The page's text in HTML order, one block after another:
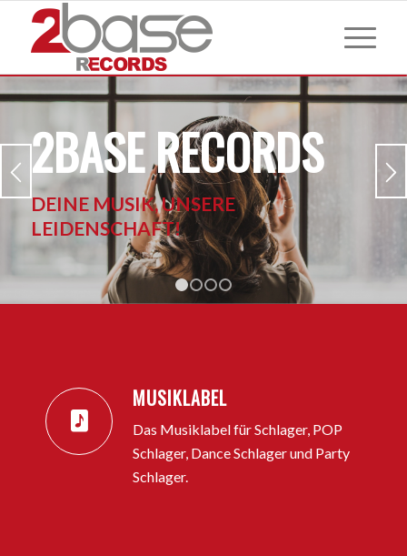
2BASE RECORDS
DEINE MUSIK, UNSERE
LEIDENSCHAFT!
3
MUSIKLABEL
Das Musiklabel für Schlager, POP
Schlager, Dance Schlager und Party
Schlager.​